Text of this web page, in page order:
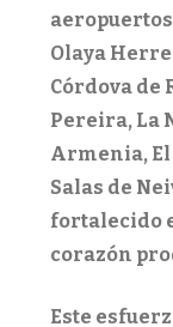
aeropuertos
Olaya
Córdova de
Pereira, La
Armenia, El
Salas de
fortalecido
corazón
Este